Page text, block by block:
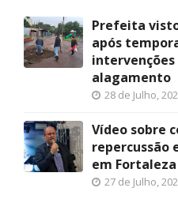
Prefeita
após
alagamento
28 de Julho,
Vídeo sobre
repercussão
em
27 de Julho,